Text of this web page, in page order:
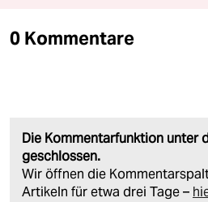
0 Kommentare
Die Kommentarfunktion unter
geschlossen.
Wir öffnen die
Artikeln für etwa drei Tage –